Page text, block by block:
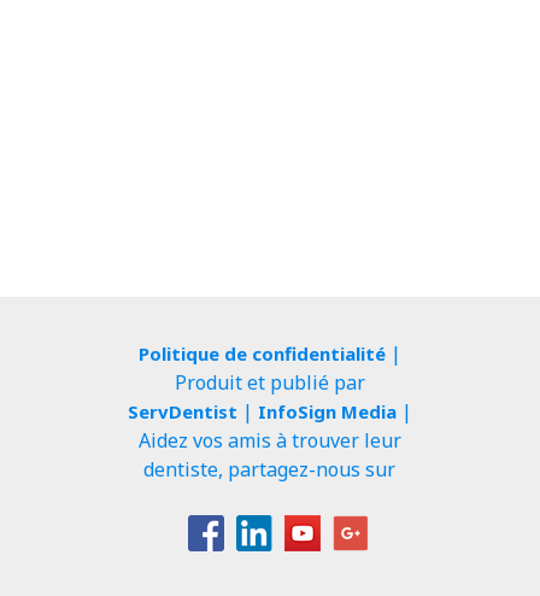
Politique de confidentialité|
Produit et publié par
ServDentist | InfoSign Media|
Aidez vos amis à trouver leur
dentiste, partagez-nous sur